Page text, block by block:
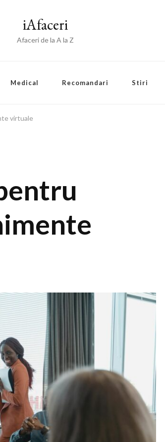
iAfaceri
Afaceri de la A la Z
Medical Recomandari Stiri
virtuale